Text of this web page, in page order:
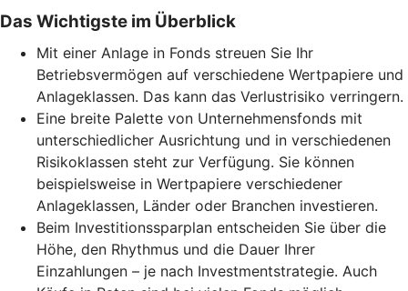
Das Wichtigste im Überblick
Mit einer Anlage in Fonds streuen Sie Ihr
Betriebsvermögen auf verschiedene Wertpapiere und
Anlageklassen. Das kann das Verlustrisiko verringern.
Eine breite Palette von Unternehmensfonds mit
unterschiedlicher Ausrichtung und in verschiedenen
Risikoklassen steht zur Verfügung. Sie können
beispielsweise in Wertpapiere verschiedener
Anlageklassen, Länder oder Branchen investieren.
Beim Investitionssparplan entscheiden Sie über die
Höhe, den Rhythmus und die Dauer Ihrer
Einzahlungen – je nach Investmentstrategie. Auch